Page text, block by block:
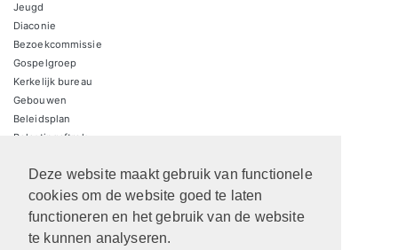
Deze website maakt gebruik van functionele
cookies om de website goed te laten
functioneren en het gebruik van de website
te kunnen analyseren.
Jeugd
Diaconie
Bezoekcommissie
Gospelgroep
Kerkelijk bureau
Gebouwen
Beleidsplan
Belastingaftrek
ANBI Kerk
ANBI Diaconie